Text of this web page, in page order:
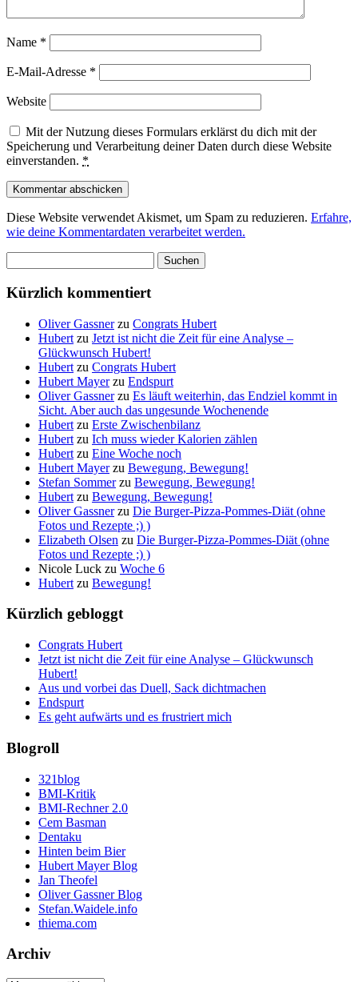
Name *
E-Mail-Adresse *
Website
Mit der Nutzung dieses Formulars erklärst du dich mit der
Speicherung und Verarbeitung deiner Daten durch diese Website
einverstanden. *
Diese Website verwendet Akismet, um Spam zu reduzieren. Erfahre,
wie deine Kommentardaten verarbeitet werden.
nach:
Kürzlich kommentiert
Oliver Gassnerzu Congrats Hubert
Hubert zu Jetzt ist nicht die Zeit für eine Analyse –
Glückwunsch Hubert!
Hubert zu Congrats Hubert
Hubert Mayerzu Endspurt
Oliver Gassnerzu Es läuft weiterhin, das Endziel kommt in
Sicht. Aber auch das ungesunde Wochenende
Hubert zu Erste Zwischenbilanz
Hubert zu Ich muss wieder Kalorien zählen
Hubert zu Eine Woche noch
Hubert Mayerzu Bewegung, Bewegung!
Stefan Sommerzu Bewegung, Bewegung!
Hubert zu Bewegung, Bewegung!
Oliver Gassnerzu Die Burger-Pizza-Pommes-Diät (ohne
Fotos und Rezepte ;) )
Elizabeth Olsen zu Die Burger-Pizza-Pommes-Diät (ohne
Fotos und Rezepte ;) )
Nicole Luck zu Woche 6
Hubert zu Bewegung!
Kürzlich gebloggt
Congrats Hubert
Jetzt ist nicht die Zeit für eine Analyse – Glückwunsch
Hubert!
Aus und vorbei das Duell, Sack dichtmachen
Endspurt
Es geht aufwärts und es frustriert mich
Blogroll
321blog
BMI-Kritik
BMI-Rechner 2.0
Cem Basman
Dentaku
Hinten beim Bier
Hubert Mayer Blog
Jan Theofel
Oliver Gassner Blog
Stefan.Waidele.info
thiema.com
Archiv